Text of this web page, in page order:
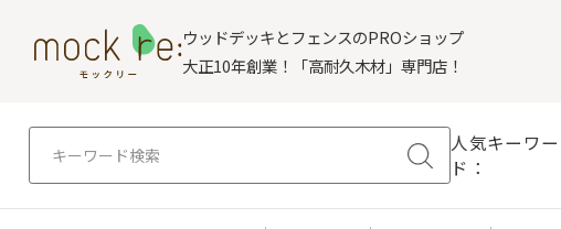
ウッドデッキとフェンスのPROショップ
大正10年創業！「高耐久木材」専門店！
人気キーワー
ド：